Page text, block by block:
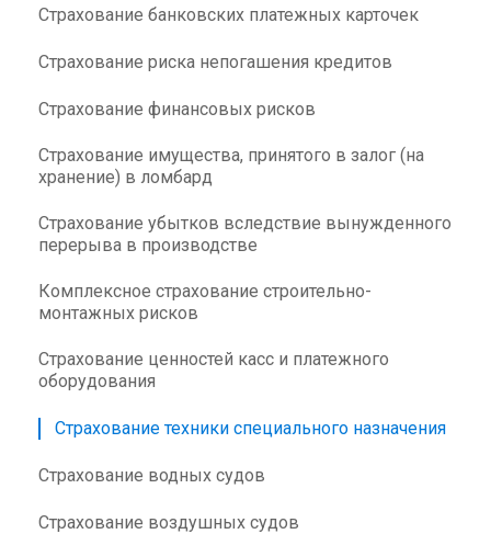
Страхование банковских платежных карточек
Страхование риска непогашения кредитов
Страхование финансовых рисков
Страхование имущества, принятого в залог (на
хранение) в ломбард
Страхование убытков вследствие вынужденного
перерыва в производстве
Комплексное страхование строительно-
монтажных рисков
Страхование ценностей касс и платежного
оборудования
Страхование техники специального назначения
Страхование водных судов
Страхование воздушных судов